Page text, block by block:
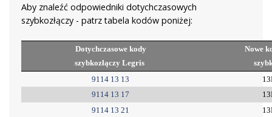
Aby znaleźć odpowiedniki dotychczasowych
szybkozłączy - patrz tabela kodów poniżej:
Dotychczasowe kody
szybkozłączy Legris
Nowe
9114 13 13
9114 13 17
9114 13 21